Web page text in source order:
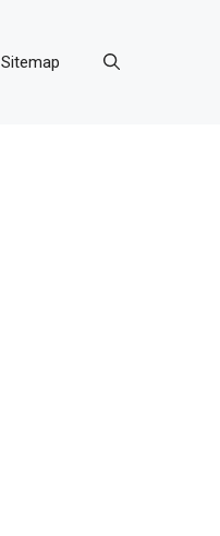
Sitemap